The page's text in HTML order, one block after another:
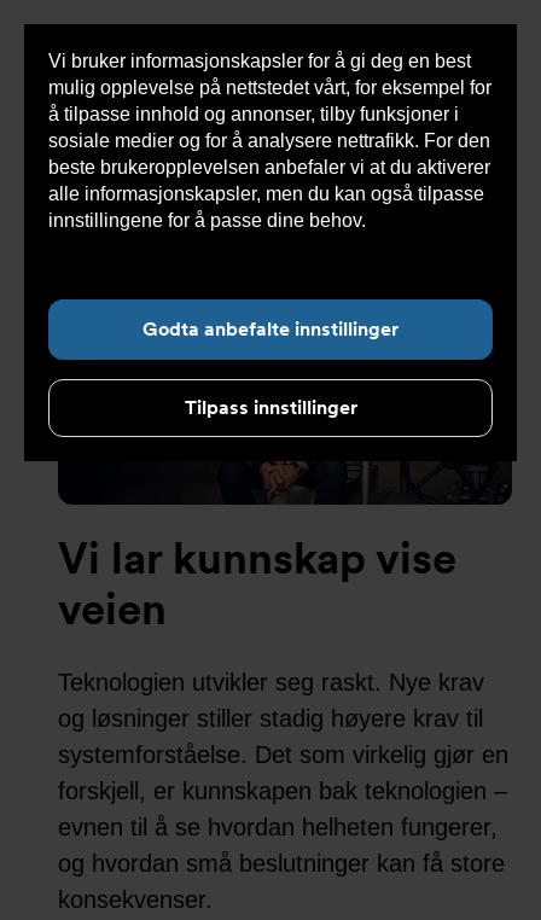
Vi bruker informasjonskapsler for å gi deg en best
mulig opplevelse på nettstedet vårt, for eksempel for
å tilpasse innhold og annonser, tilby funksjoner i
sosiale medier og for å analysere nettrafikk. For den
beste brukeropplevelsen anbefaler vi at du aktiverer
alle informasjonskapsler, men du kan også tilpasse
innstillingene for å passe dine behov.
Godta anbefalte innstillinger
Tilpass innstillinger
Undernavigasjon for ”Om oss”
Vi lar kunnskap vise
veien
Teknologien utvikler seg raskt. Nye krav
og løsninger stiller stadig høyere krav til
systemforståelse. Det som virkelig gjør en
forskjell, er kunnskapen bak teknologien –
evnen til å se hvordan helheten fungerer,
og hvordan små beslutninger kan få store
konsekvenser.